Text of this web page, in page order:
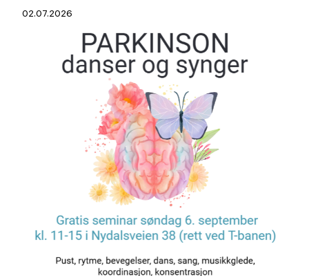
02.07.2026